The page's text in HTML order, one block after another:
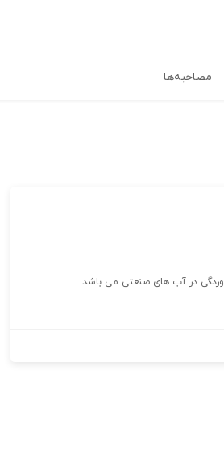
مصاحبه‌ها
در آب های صنعتی می باشد